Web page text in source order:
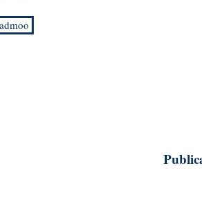
書中的關鍵要點，鼓勵父母開始他們孩
法。我們還將暗示書中提供的額外資源